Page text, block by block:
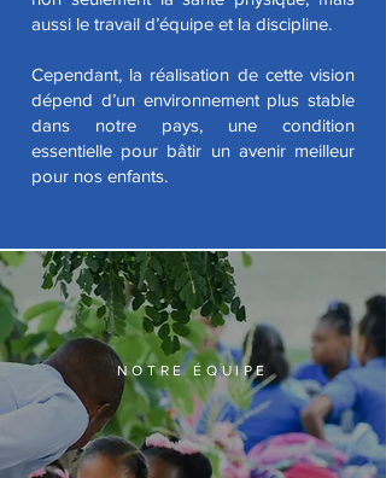
aussi le travail d’équipe et la discipline.
Cependant, la réalisation de cette vision
dépend d’un environnement plus stable
dans notre pays, une condition
essentielle pour bâtir un avenir meilleur
pour nos enfants.​​
NOTRE ÉQUIPE
Nous formons
une équipe